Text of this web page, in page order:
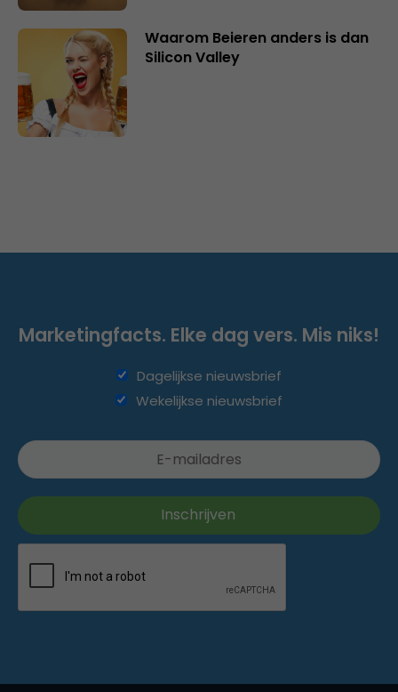
Waarom Beieren anders is dan
Silicon Valley
Marketingfacts. Elke dag vers. Mis niks!
Dagelijkse nieuwsbrief
Wekelijkse nieuwsbrief